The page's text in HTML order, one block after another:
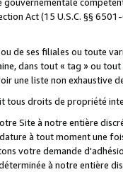
Act (15 U.S.C. §§
de ses filiales ou toute
dans tout « tag » ou
une liste non exhaustive
tous droits de propriété
Site à notre entière
à tout moment une
votre demande
à notre entière